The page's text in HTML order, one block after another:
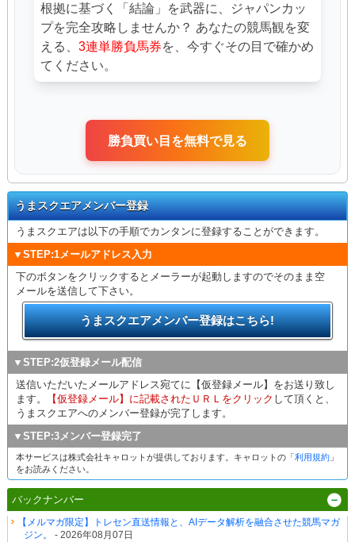
根拠に基づく「結論」を武器に、ジャパンカッ
プを完全攻略しませんか？ あなたの競馬観を変
える、 3連単勝負馬券を、今すぐその目で確かめ
てください。
勝負買い目を無料で見る
うまスクエアメンバー登録
うまスクエアは以下の手順でカンタンに登録することができます。
▼STEP:1メールアドレス入力
下のボタンをクリックするとメーラーが起動しますのでそのまま空
メールを送信して下さい。
うまスクエアメンバー登録はこちら!
▼STEP:2仮登録メール配信
送信いただいたメールアドレス宛てに【仮登録メール】をお送り致し
ます。
【仮登録メール】に記載されたＵＲＬをクリック して頂くと、
うまスクエアへのメンバー登録が完了します。
▼STEP:3メンバー登録完了
本サービスは株式会社キャロットが提供しております。キャロットの「利用規約」
をお読みください。
バックナンバー
【メルマガ限定】トレセン直送情報と、AIデータ解析を融合させた競馬マガ
ジン。
- 2026年08月07日